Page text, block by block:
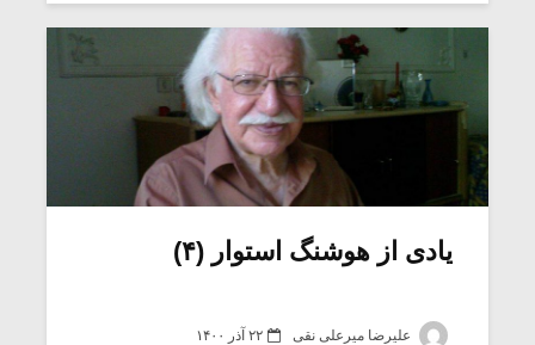
یادی از هوشنگ استوار (۴)
علیرضا میرعلی نقی ۲۲ آذر ۱۴۰۰
میکلوش روژا